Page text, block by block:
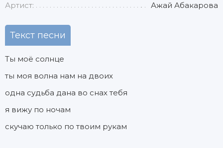
Артист: Ажай Абакарова
Текст песни
Ты моё солнце
ты моя волна нам на двоих
одна судьба дана во снах тебя
я вижу по ночам
скучаю только по твоим рукам